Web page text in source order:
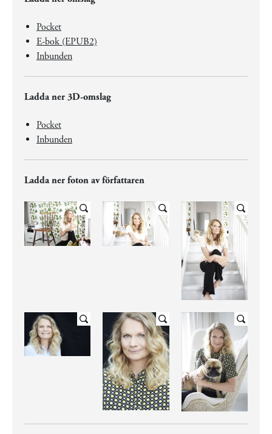
Pocket
E-bok (EPUB2)
Inbunden
Ladda ner 3D-omslag
Pocket
Inbunden
Ladda ner foton av författaren